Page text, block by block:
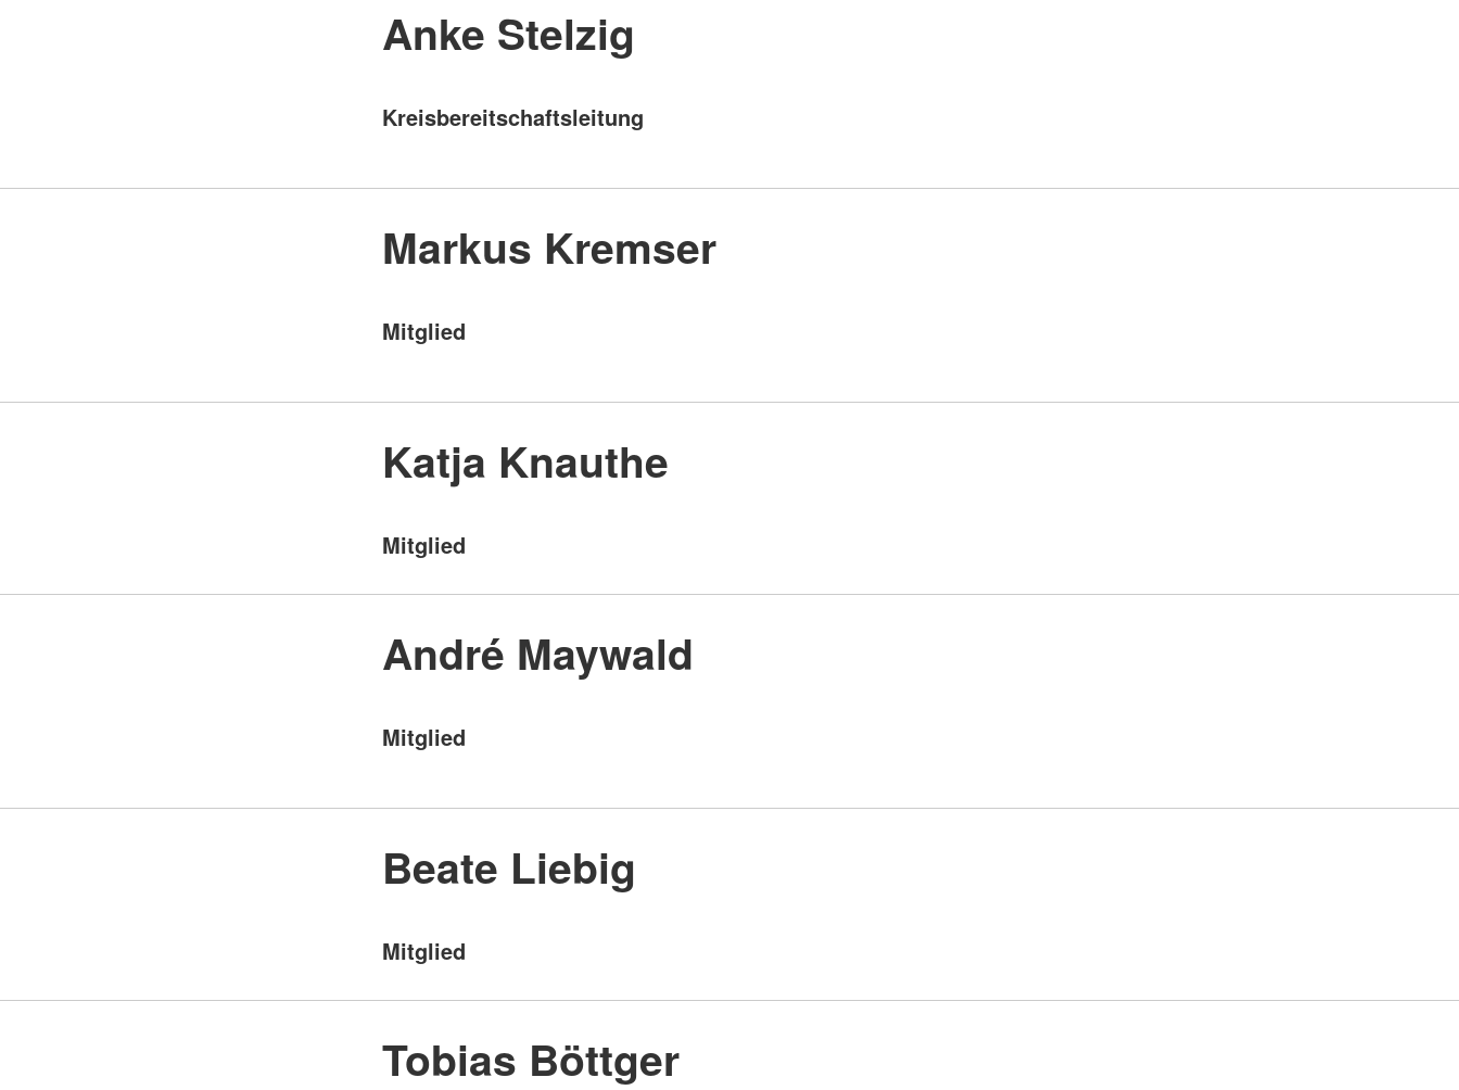
Anke Stelzig
Kreisbereitschaftsleitung
Markus Kremser
Mitglied
Katja Knauthe
Mitglied
André Maywald
Mitglied
Beate Liebig
Mitglied
Tobias Böttger